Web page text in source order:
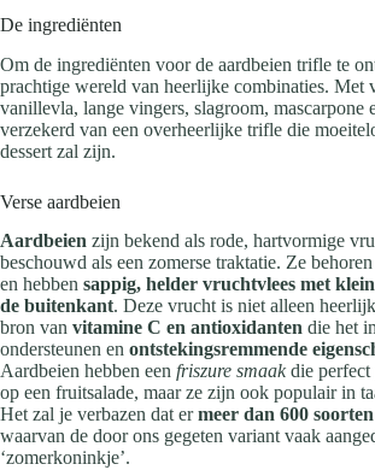
De ingrediënten
Om de ingrediënten voor de aardbeien trifle te
prachtige wereld van heerlijke combinaties. Met
vanillevla, lange vingers, slagroom, mascarpone
verzekerd van een overheerlijke trifle die
dessert zal zijn.
Verse aardbeien
Aardbeien zijn bekend als rode, hartvormige
beschouwd als een zomerse traktatie. Ze
en hebben sappig, helder vruchtvlees met
de buitenkant. Deze vrucht is niet alleen
bron van vitamine C en antioxidanten die het
ondersteunen en ontstekingsremmende
Aardbeien hebben een friszure smaakdie perfect
op een fruitsalade, maar ze zijn ook populair in
Het zal je verbazen dat ermeer dan 600
waarvan de door ons gegeten variant vaak
‘zomerkoninkje’.